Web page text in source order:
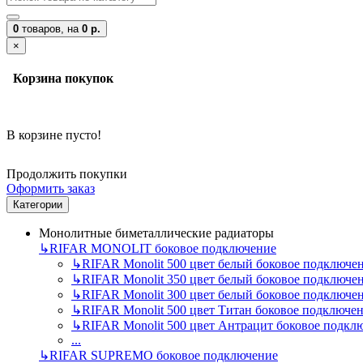
0 товаров, на 0 р.
×
Корзина покупок
В корзине пусто!
Продолжить покупки
Оформить заказ
Категории
Монолитные биметаллические радиаторы
↳RIFAR MONOLIT боковое подключение
↳RIFAR Monolit 500 цвет белый боковое
↳RIFAR Monolit 350 цвет белый боковое
↳RIFAR Monolit 300 цвет белый боковое
↳RIFAR Monolit 500 цвет Титан боковое
↳RIFAR Monolit 500 цвет Антрацит боковое
...
↳RIFAR SUPREMO боковое подключение